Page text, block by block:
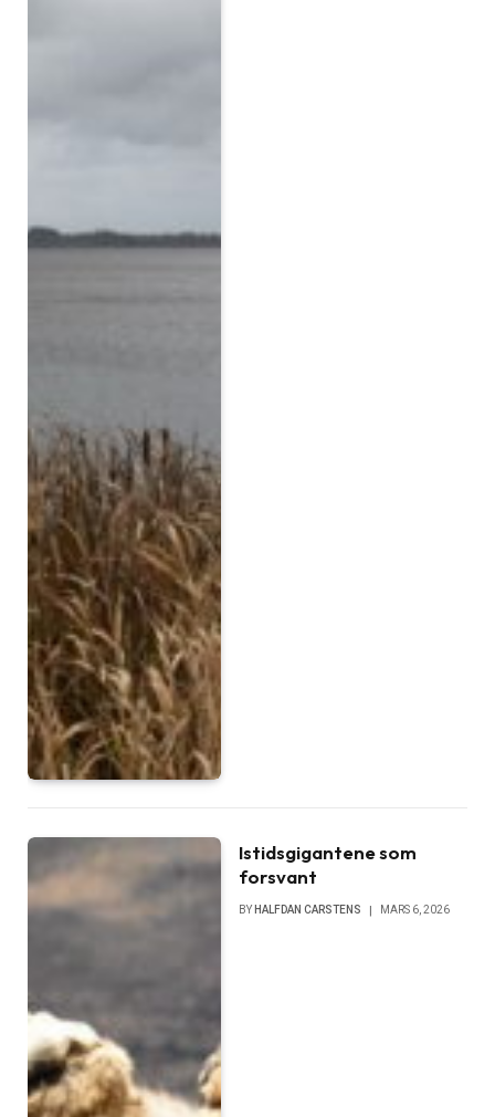
Istidsgigantene som
forsvant
BY HALFDAN CARSTENS MARS 6, 2026